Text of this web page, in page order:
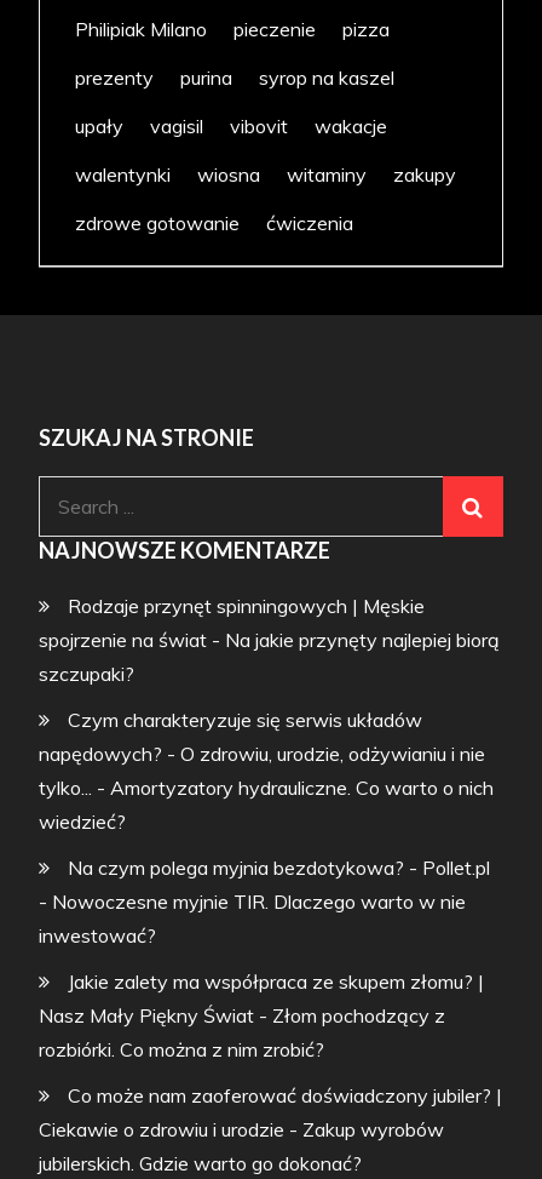
Philipiak Milano
pieczenie
pizza
prezenty
purina
syrop na kaszel
upały
vagisil vibovit
wakacje
walentynki
wiosna witaminy
zakupy
zdrowe gotowanie
ćwiczenia
SZUKAJ NA STRONIE
NAJNOWSZE KOMENTARZE
Rodzaje przynęt spinningowych | Męskie
spojrzenie na świat - Na jakie przynęty najlepiej biorą
szczupaki?
Czym charakteryzuje się serwis układów
napędowych? - O zdrowiu, urodzie, odżywianiu i nie
tylko... -Amortyzatory hydrauliczne. Co warto o nich
wiedzieć?
Na czym polega myjnia bezdotykowa? - Pollet.pl
- Nowoczesne myjnie TIR. Dlaczego warto w nie
inwestować?
Jakie zalety ma współpraca ze skupem złomu? |
Nasz Mały Piękny Świat - Złom pochodzący z
rozbiórki. Co można z nim zrobić?
Co może nam zaoferować doświadczony jubiler? |
Ciekawie o zdrowiu i urodzie - Zakup wyrobów
jubilerskich. Gdzie warto go dokonać?